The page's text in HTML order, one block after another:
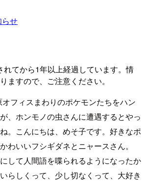
らせ
れてから1年以上経過しています。情
ますので、ご注意ください。
フィスまわりのポケモンたちをハン
、ホンモノの虫さんに遭遇するとやっ
。こんにちは、めそ子です。好きなポ
わいいフシギダネとニャースさん。
して人間語を喋られるようになったか
らしくって、少し切なくって、大好き